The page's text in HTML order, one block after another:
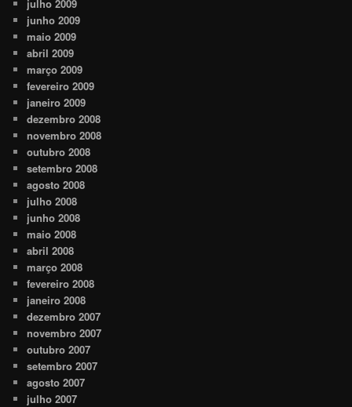
julho 2009
junho 2009
maio 2009
abril 2009
março 2009
fevereiro 2009
janeiro 2009
dezembro 2008
novembro 2008
outubro 2008
setembro 2008
agosto 2008
julho 2008
junho 2008
maio 2008
abril 2008
março 2008
fevereiro 2008
janeiro 2008
dezembro 2007
novembro 2007
outubro 2007
setembro 2007
agosto 2007
julho 2007